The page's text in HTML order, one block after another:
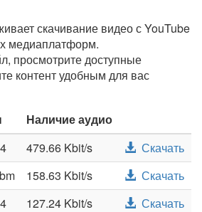
скачивание видео с YouTube
медиаплатформ.
просмотрите доступные
контент удобным для вас
Наличие аудио
479.66 Kbit/s
Скачать
158.63 Kbit/s
Скачать
127.24 Kbit/s
Скачать